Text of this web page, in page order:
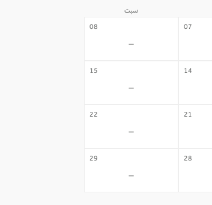
سبت
07
08
-
14
15
-
21
22
-
28
29
-